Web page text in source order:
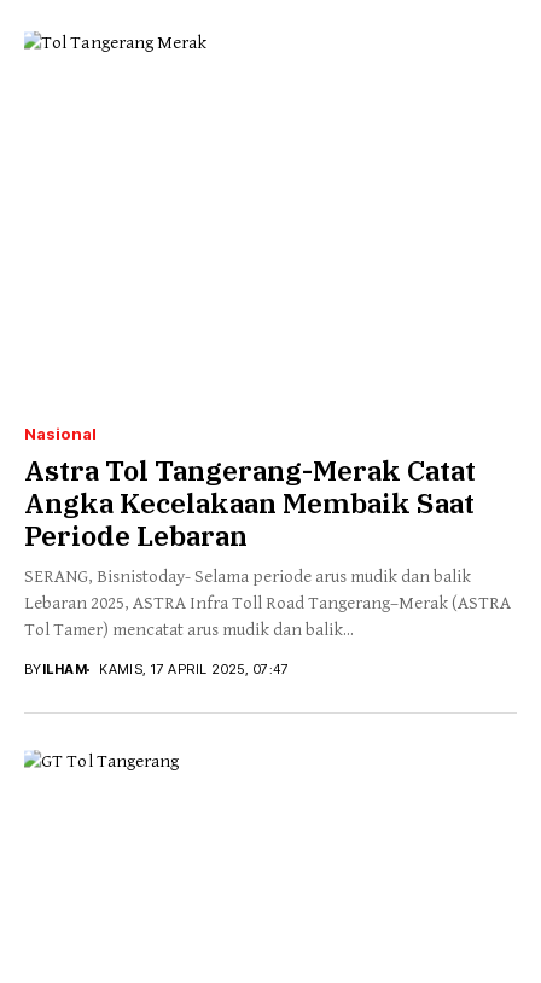
Nasional
Astra Tol Tangerang-Merak Catat
Angka Kecelakaan Membaik Saat
Periode Lebaran
SERANG, Bisnistoday- Selama periode arus mudik dan balik
Lebaran 2025, ASTRA Infra Toll Road Tangerang–Merak (ASTRA
Tol Tamer) mencatat arus mudik dan balik...
BYILHAM KAMIS, 17 APRIL 2025, 07:47